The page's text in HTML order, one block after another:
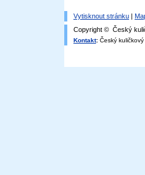
Vytisknout stránku |
Copyright © Český
Kontakt: Český